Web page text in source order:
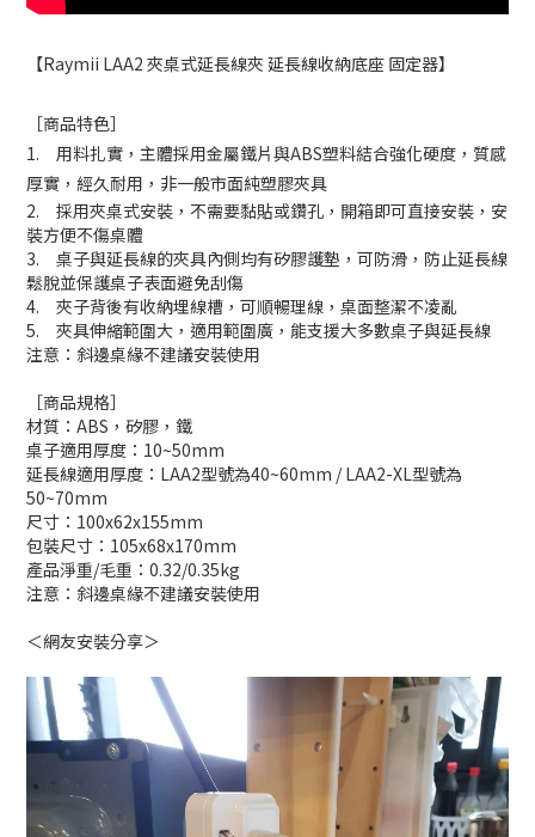
【Raymii LAA2 夾桌式延長線夾 延長線收納底座 固定器】
［商品特色］
1. 用料扎實，主體採用金屬鐵片與ABS塑料結合強化硬度，質感
厚實，經久耐用，非一般市面純塑膠夾具
2. 採用夾桌式安裝，不需要黏貼或鑽孔，開箱即可直接安裝，安
裝方便不傷桌體
3. 桌子與延長線的夾具內側均有矽膠護墊，可防滑，防止延長線
鬆脫並保護桌子表面避免刮傷
4. 夾子背後有收納埋線槽，可順暢理線，桌面整潔不凌亂
5. 夾具伸縮範圍大，適用範圍廣，能支援大多數桌子與延長線
注意：斜邊桌緣不建議安裝使用
［商品規格］
材質：ABS，矽膠，鐵
桌子適用厚度：10~50mm
延長線適用厚度：LAA2型號為40~60mm / LAA2-XL型號為
50~70mm
尺寸：100x62x155mm
包裝尺寸：105x68x170mm
產品淨重/毛重：0.32/0.35kg
注意：斜邊桌緣不建議安裝使用
＜網友安裝分享＞